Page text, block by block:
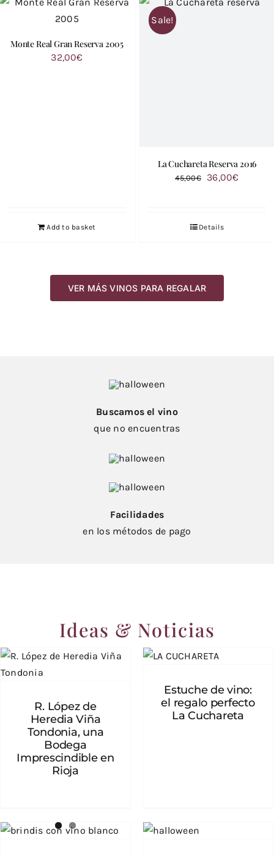
Monte Real Gran Reserva 2005
32,00€
Add to basket
Sale!
La Cuchareta Reserva 2016
45,00€
Original
45,00€.
36,00€Current
Details
VER MÁS VINOS PARA REGALAR
Buscamos el vino
que no encuentras
Facilidades
en los métodos de pago
Ideas & Noticias
R. López de Heredia
Viña Tondonia, una
Rioja
R. López de
Heredia Viña
Tondonia, una
Bodega
Imprescindible en
Rioja
Estuche de vino: el
Estuche de vino:
el regalo perfecto
La Cuchareta
Vinos blancos : Los 3
Halloween por el